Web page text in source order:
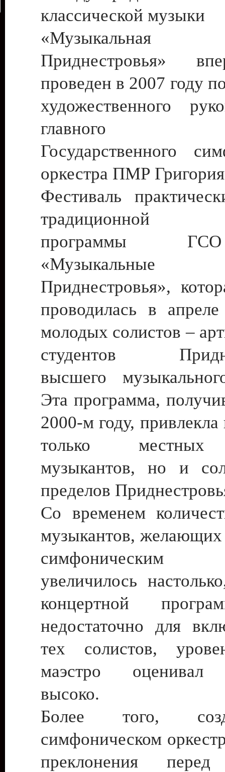
классической музыки
Приднестровья»
проведен в 2007 году
художественного
главного
Государственного
оркестра ПМР
Фестиваль
традиционной
программы
«Музыкальные
Приднестровья»,
проводилась в
молодых солистов –
студентов
высшего
Эта программа,
2000-м году,
только
музыкантов, но и
пределов
Со временем
музыкантов, желающих
симфоническим
увеличилось
концертной
недостаточно для
тех солистов,
маэстро оценивал
высоко.
Более того,
симфоническом
преклонения перед